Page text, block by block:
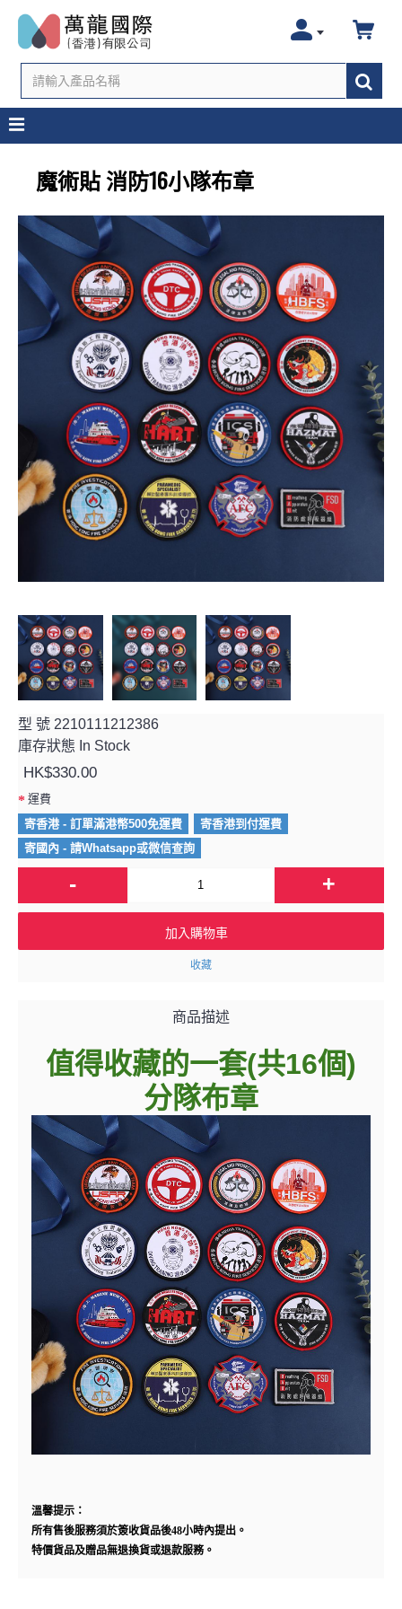
魔術貼 消防16小隊布章
型 號 2210111212386
庫存狀態 In Stock
HK$330.00
運費
寄香港 - 訂單滿港幣500免運費
寄香港到付運費
寄國內 - 請Whatsapp或微信查詢
- +
加入購物車
收藏
商品描述
值得收藏的一套(共16個)
分隊布章
溫馨提示：
所有售後服務須於簽收貨品後48小時內提出。
特價貨品及贈品無退換貨或退款服務。